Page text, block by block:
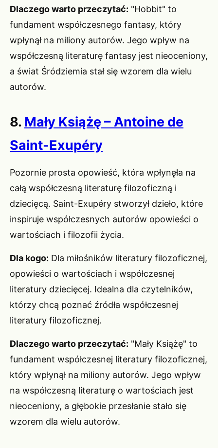
Dlaczego warto przeczytać: "Hobbit" to
fundament współczesnego fantasy, który
wpłynął na miliony autorów. Jego wpływ na
współczesną literaturę fantasy jest nieoceniony,
a świat Śródziemia stał się wzorem dla wielu
autorów.
8. Mały Książę – Antoine de
Saint-Exupéry
Pozornie prosta opowieść, która wpłynęła na
całą współczesną literaturę filozoficzną i
dziecięcą. Saint-Exupéry stworzył dzieło, które
inspiruje współczesnych autorów opowieści o
wartościach i filozofii życia.
Dla kogo: Dla miłośników literatury filozoficznej,
opowieści o wartościach i współczesnej
literatury dziecięcej. Idealna dla czytelników,
którzy chcą poznać źródła współczesnej
literatury filozoficznej.
Dlaczego warto przeczytać: "Mały Książę" to
fundament współczesnej literatury filozoficznej,
który wpłynął na miliony autorów. Jego wpływ
na współczesną literaturę o wartościach jest
nieoceniony, a głębokie przesłanie stało się
wzorem dla wielu autorów.